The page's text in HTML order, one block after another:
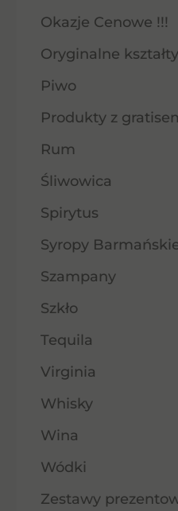
Okazje Cenowe !!!
Oryginalne kształty
Piwo
Produkty z
Rum
Śliwowica
Spirytus
Syropy
Szampany
Szkło
Tequila
Virginia
Whisky
Wina
Wódki
Zestawy